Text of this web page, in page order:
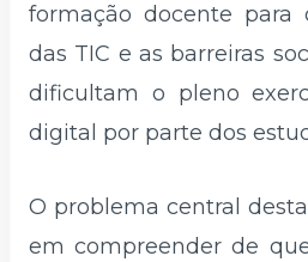
formação docente para
das TIC e as barreiras
dificultam o pleno
digital por parte dos
O problema central
em compreender de